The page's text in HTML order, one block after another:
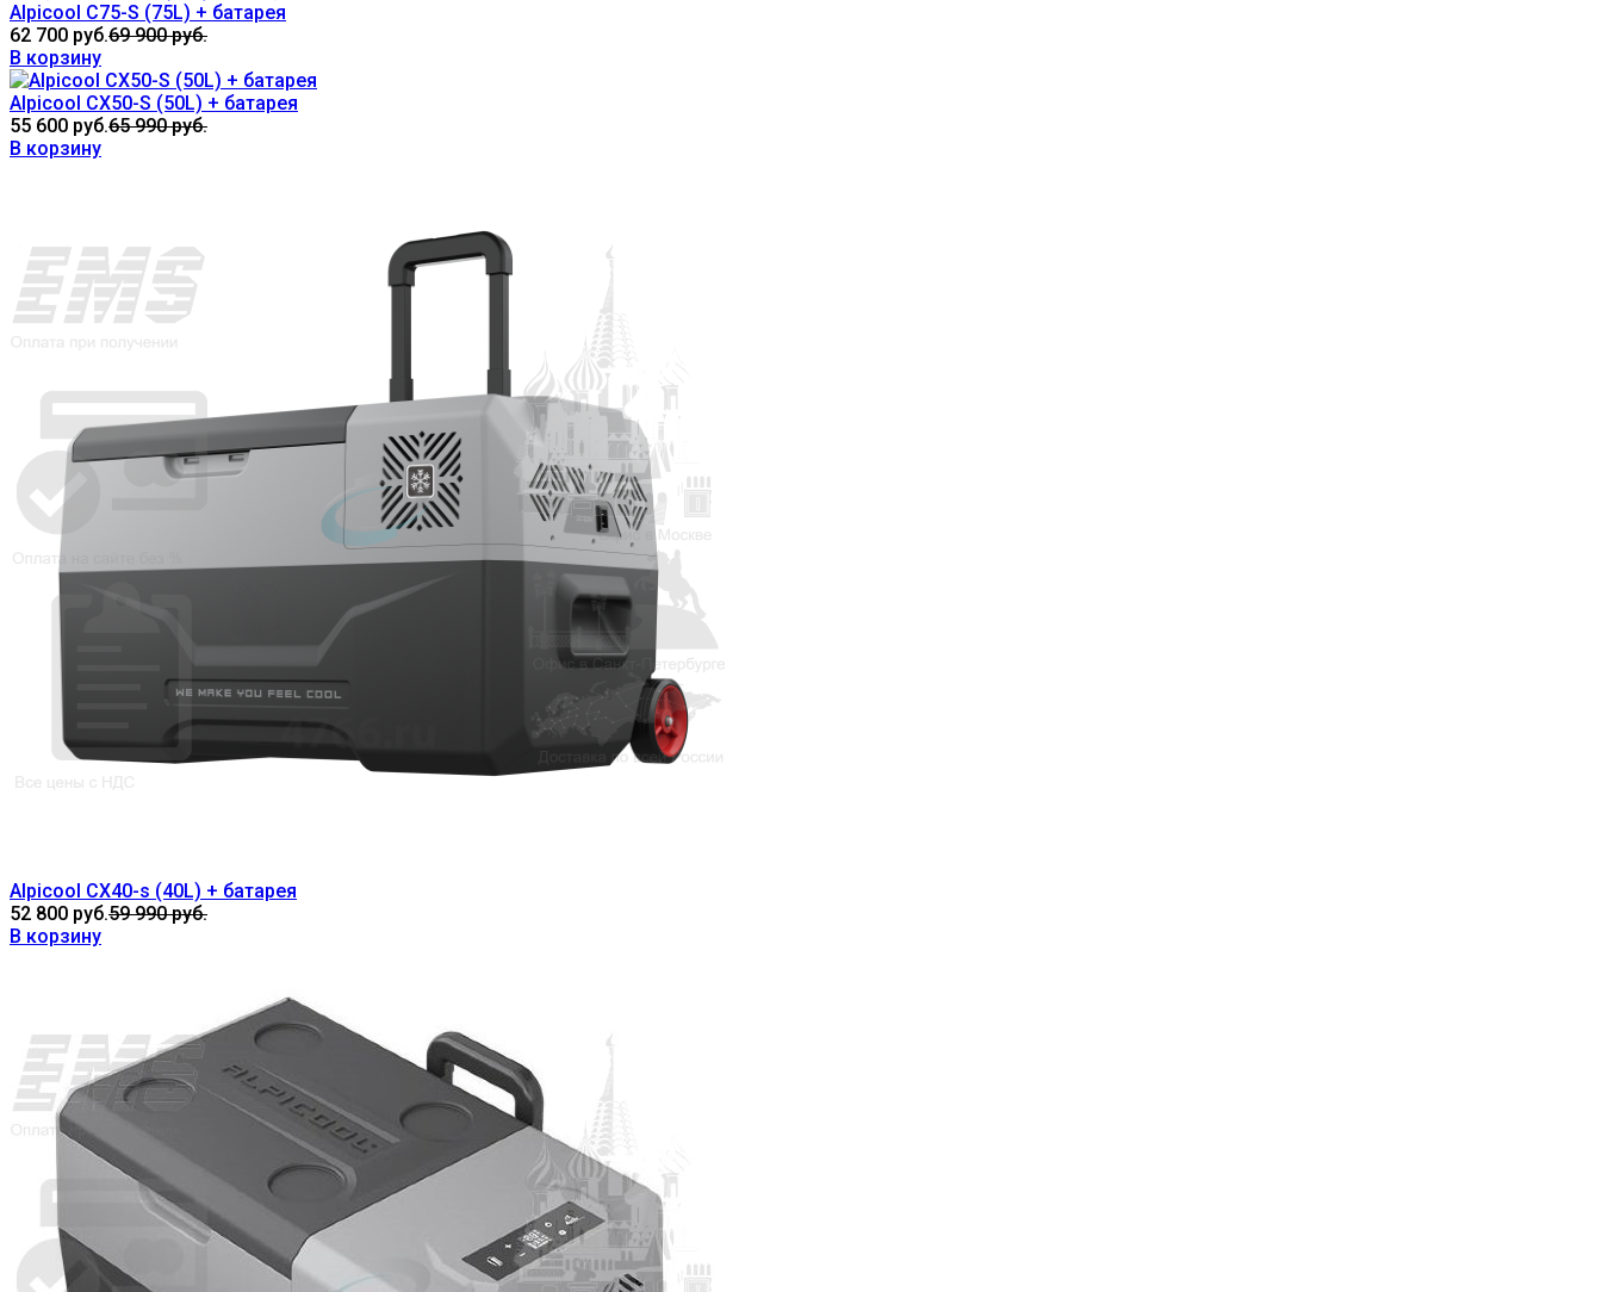
Alpicool C75-S (75L) + батарея
62 700 руб.69 900 руб.
В корзину
Alpicool CX50-S (50L) + батарея
55 600 руб.65 990 руб.
В корзину
Alpicool CX40-s (40L) + батарея
52 800 руб.59 990 руб.
В корзину